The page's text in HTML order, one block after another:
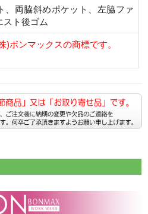
、両脇斜めポケット、左脇ファ
スト後ゴム
ボンマックスの商標です。